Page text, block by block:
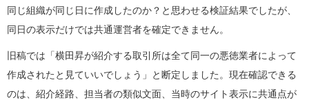
同じ組織が同じ日に作成したのか？と思わせる検証結果でしたが、
同日の表示だけでは共通運営者を確定できません。
旧稿では「横田昇が紹介する取引所は全て同一の悪徳業者によって
作成されたと見ていいでしょう」と断定しました。現在確認できる
のは、紹介経路、担当者の類似文面、当時のサイト表示に共通点が